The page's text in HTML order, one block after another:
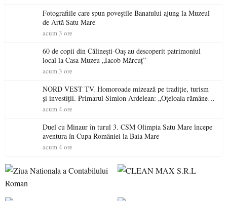
Fotografiile care spun poveștile Banatului ajung la Muzeul
de Artă Satu Mare
acum 3 ore
60 de copii din Călinești-Oaș au descoperit patrimoniul
local la Casa Muzeu „Iacob Mărcuț”
acum 3 ore
NORD VEST TV. Homoroade mizează pe tradiție, turism
și investiții. Primarul Simion Ardelean: „Oțeloaia rămâne
un brand al Codrului”
acum 4 ore
Duel cu Minaur în turul 3. CSM Olimpia Satu Mare începe
aventura în Cupa României la Baia Mare
acum 4 ore